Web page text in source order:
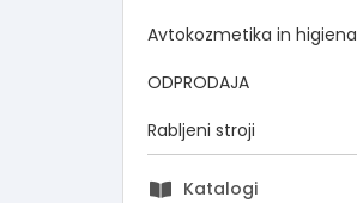
Avtokozmetika in higiena
ODPRODAJA
Rabljeni stroji
Katalogi